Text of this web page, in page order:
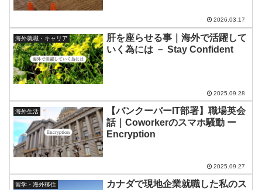
2026.03.17
海外就職・キャリア
肝を座らせる事｜海外で活躍して
いく為には － Stay Confident
2025.09.28
海外生活
【バンクーバーIT部署】職場英会
話｜Coworkerのスマホ騒動 ー
Encryption
2025.09.27
留学・海外移住
カナダで現地企業就職した私のス